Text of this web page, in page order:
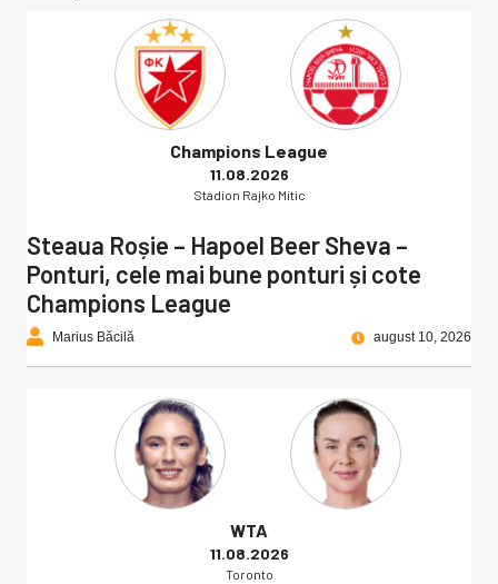
Champions League
11.08.2026
Stadion Rajko Mitic
Steaua Roșie – Hapoel Beer Sheva –
Ponturi, cele mai bune ponturi și cote
Champions League
Marius Băcilă august 10, 2026
WTA
11.08.2026
Toronto